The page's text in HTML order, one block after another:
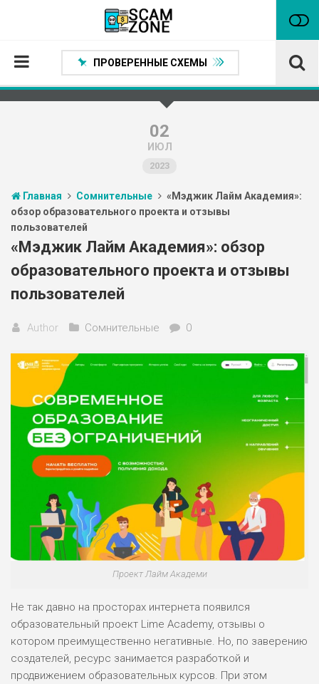
Проверенные способы заработка
Статьи
Партнеры
ПРОВЕРЕННЫЕ СХЕМЫ
02
ИЮЛ
2023
Главная Сомнительные
«Мэджик Лайм Академия»:
обзор образовательного проекта и отзывы
пользователей
«Мэджик Лайм Академия»: обзор
образовательного проекта и отзывы
пользователей
Author Сомнительные 0
Проект Лайм Академи
Не так давно на просторах интернета появился
образовательный проект Lime Academy, отзывы о
котором преимущественно негативные. Но, по заверению
создателей, ресурс занимается разработкой и
продвижением образовательных курсов. При этом